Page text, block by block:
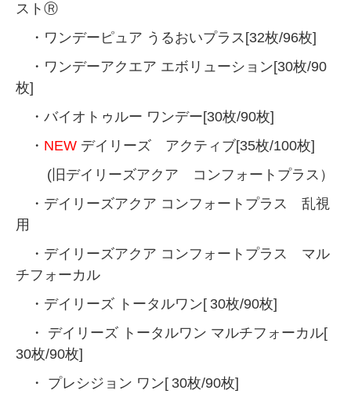
ストⓇ
・ワンデーピュア うるおいプラス[32枚/96枚]
・ワンデーアクエア エボリューション[30枚/90
枚]
・バイオトゥルー ワンデー[30枚/90枚]
・ NEW デイリーズ アクティブ[35枚/100枚]
(旧デイリーズアクア コンフォートプラス）
・デイリーズアクア コンフォートプラス 乱視
用
・デイリーズアクア コンフォートプラス マル
チフォーカル
・デイリーズ トータルワン[ 30枚/90枚]
・
デイリーズ トータルワン マルチフォーカル[
30枚/90枚]
・
プレシジョン ワン[ 30枚/90枚]